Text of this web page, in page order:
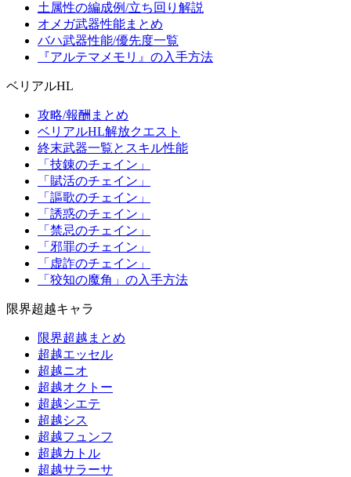
土属性の編成例/立ち回り解説
オメガ武器性能まとめ
バハ武器性能/優先度一覧
『アルテマメモリ』の入手方法
ベリアルHL
攻略/報酬まとめ
ベリアルHL解放クエスト
終末武器一覧とスキル性能
「技錬のチェイン」
「賦活のチェイン」
「謳歌のチェイン」
「誘惑のチェイン」
「禁忌のチェイン」
「邪罪のチェイン」
「虚詐のチェイン」
「狡知の魔角」の入手方法
限界超越キャラ
限界超越まとめ
超越エッセル
超越ニオ
超越オクトー
超越シエテ
超越シス
超越フュンフ
超越カトル
超越サラーサ